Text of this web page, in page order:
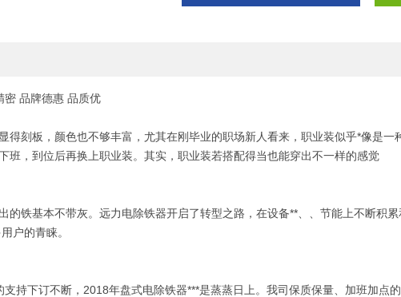
密 品牌德惠 品质优
得刻板，颜色也不够丰富，尤其在刚毕业的职场新人看来，职业装似乎*像是一
班，到位后再换上职业装。其实，职业装若搭配得当也能穿出不一样的感觉
的铁基本不带灰。远力电除铁器开启了转型之路，在设备**、、节能上不断积
户的青睐。
持下订不断，2018年盘式电除铁器***是蒸蒸日上。我司保质保量、加班加点